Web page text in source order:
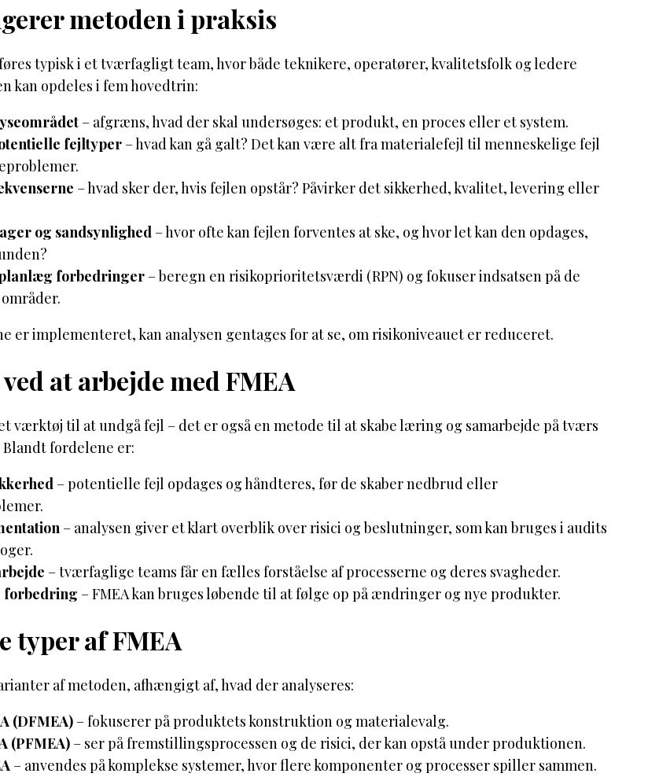
metoden i praksis
typisk i et tværfagligt team, hvor både teknikere, operatører, kvalitetsfolk og ledere
kan opdeles i fem hovedtrin:
– afgræns, hvad der skal undersøges: et produkt, en proces eller et system.
fejltyper – hvad kan gå galt? Det kan være alt fra materialefejl til menneskelige fejl
– hvad sker der, hvis fejlen opstår? Påvirker det sikkerhed, kvalitet, levering eller
og sandsynlighed – hvor ofte kan fejlen forventes at ske, og hvor let kan den opdages,
forbedringer – beregn en risikoprioritetsværdi (RPN) og fokuser indsatsen på de
er implementeret, kan analysen gentages for at se, om risikoniveauet er reduceret.
at arbejde med FMEA
værktøj til at undgå fejl – det er også en metode til at skabe læring og samarbejde på tværs
fordelene er:
– potentielle fejl opdages og håndteres, før de skaber nedbrud eller
– analysen giver et klart overblik over risici og beslutninger, som kan bruges i audits
– tværfaglige teams får en fælles forståelse af processerne og deres svagheder.
– FMEA kan bruges løbende til at følge op på ændringer og nye produkter.
typer af FMEA
af metoden, afhængigt af, hvad der analyseres:
(DFMEA) – fokuserer på produktets konstruktion og materialevalg.
(PFMEA) – ser på fremstillingsprocessen og de risici, der kan opstå under produktionen.
– anvendes på komplekse systemer, hvor flere komponenter og processer spiller sammen.